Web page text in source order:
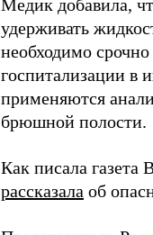
Медик добавила,
удерживать
необходимо
госпитализации в
применяются
брюшной полости.
Как писала
рассказала об